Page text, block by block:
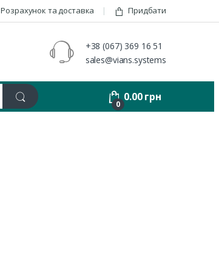
Розрахунок та доставка Придбати
+38 (067) 369 16 51
sales@vians.systems
0
0.00грн